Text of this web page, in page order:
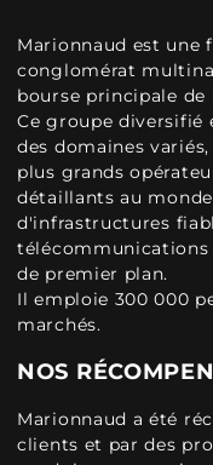
Marionnaud est une
conglomérat
bourse principale de
Ce groupe diversifié
des domaines
plus grands
détaillants au
d'infrastructures
de premier plan.
Il emploie 300 000
marchés.
NOS
Marionnaud a été
clients et par des